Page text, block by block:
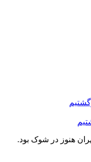
هنوز در شوک بود.